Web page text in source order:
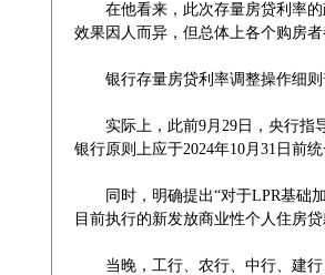
在他看来，此次存量房贷利率的
效果因人而异，但总体上各个购房
银行存量房贷利率调整操作细则
实际上，此前9月29日，央行指导
银行原则上应于2024年10月31日前
同时，明确提出“对于LPR基础加
目前执行的新发放商业性个人住房
当晚，工行、农行、中行、建行